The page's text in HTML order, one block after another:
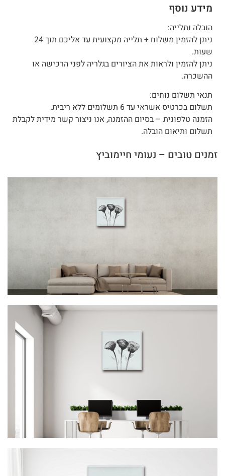
מידע נוסף
הובלה ותלייה:
ניתן להזמין משלוח + תלייה מקצועית עד אליכם תוך 24
שעות.
ניתן להזמין ולראות את הציורים בגלריה לפני הרכישה או
ההשכרה.
תנאי תשלום נוחים:
תשלום בכרטיס אשראי עד 6 תשלומים ללא ריבית.
הזמנה טלפונית – בסיום ההזמנה, אנו ניצור קשר מידית לקבלת
תשלום ותיאום הובלה.
זמנים טובים – נעומי חיימוביץ